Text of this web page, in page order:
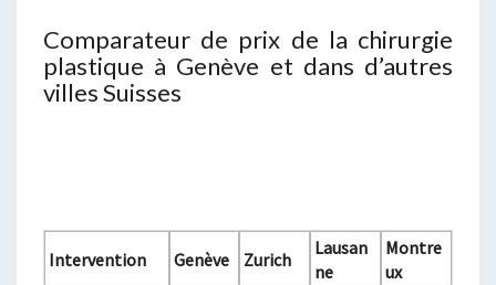
Comparateur de prix de la chirurgie
plastique à Genève et dans d’autres
villes Suisses
Intervention Genève Zurich
Lausan
ne
Montre
ux